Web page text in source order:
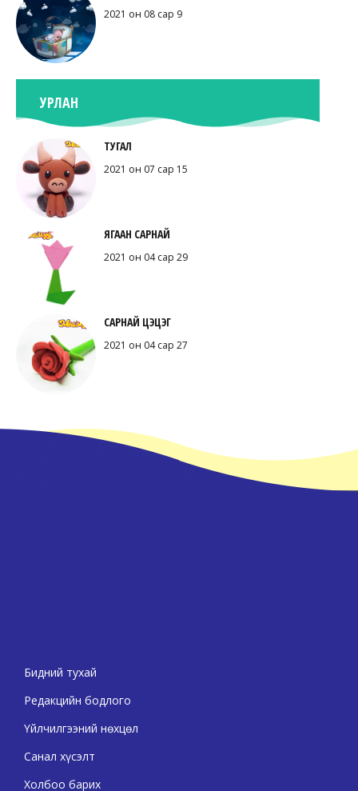
2021 он 08 сар 9
УРЛАН
ТУГАЛ
2021 он 07 сар 15
ЯГААН САРНАЙ
2021 он 04 сар 29
САРНАЙ ЦЭЦЭГ
2021 он 04 сар 27
Бидний тухай
Редакцийн бодлого
Үйлчилгээний нөхцөл
Санал хүсэлт
Холбоо барих